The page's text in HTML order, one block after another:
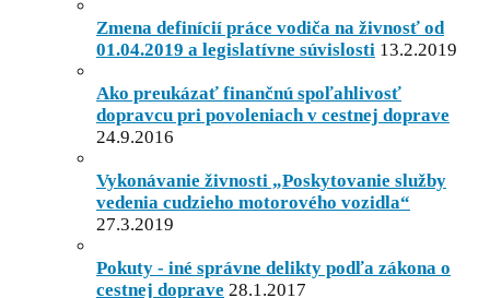
Zmena definícií práce vodiča na živnosť od
01.04.2019 a legislatívne súvislosti 13.2.2019
Ako preukázať finančnú spoľahlivosť
dopravcu pri povoleniach v cestnej doprave
24.9.2016
Vykonávanie živnosti „Poskytovanie služby
vedenia cudzieho motorového vozidla“
27.3.2019
Pokuty - iné správne delikty podľa zákona o
cestnej doprave 28.1.2017